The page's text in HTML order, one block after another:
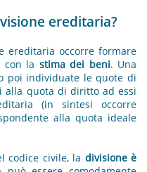
ereditaria?
ereditaria occorre formare
con la stima dei beni. Una
poi individuate le quote di
alla quota di diritto ad essi
(in sintesi occorre
alla quota ideale
codice civile, la divisione è